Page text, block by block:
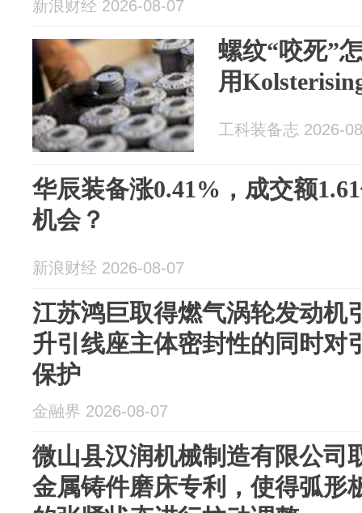
新浪财经 2026-08-07
螺纹“咬死”
用
工科装备志 2026-
华辰装备涨0.41%，成交额
机会？
新浪财经 2026-08-07
江苏鸿巨取得燃气涡轮发动机
升引线座主体密封性的同时对
保护
金融界 2026-08-07
微山县汉润机械制造有限公司
金属铸件磨床专利，使得弧形